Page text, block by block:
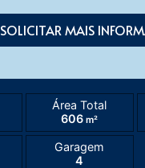
SOLICITAR MAIS
Área Total
606 m²
Garagem
4